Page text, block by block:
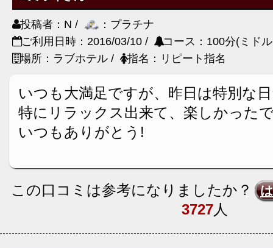
投稿者：N /
：プラチナ
ご利用日時：2016/03/10 /
コース：100分(ミド
場所：ラブホテル /
指名：リピート指名
いつも大満足ですが、昨日は特別な
特にリラックス出来て、楽しかった
いつもありがとう!
この口コミは参考になりましたか？
3727人